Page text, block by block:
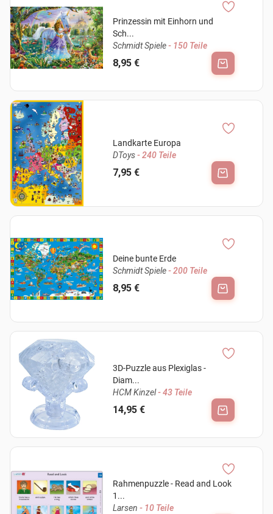
Prinzessin mit Einhorn und
Sch...
Schmidt Spiele- 150 Teile
8,95 €
Landkarte Europa
DToys- 240 Teile
7,95 €
Deine bunte Erde
Schmidt Spiele- 200 Teile
8,95 €
3D-Puzzle aus Plexiglas -
Diam...
HCM Kinzel- 43 Teile
14,95 €
Rahmenpuzzle - Read and Look
1...
Larsen - 10 Teile